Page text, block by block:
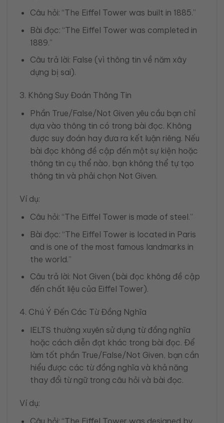
Câu hỏi: “The Eiffel Tower was built in 1885.”
Bài đọc: “The Eiffel Tower was completed in
1889.”
Câu trả lời: False (vì thông tin về năm xây
dựng bị sai).
3. Không Suy Đoán Thông Tin
Phần True/False/Not Given yêu cầu bạn chỉ
dựa vào thông tin có trong bài đọc. Không
được suy đoán hay đưa ra kết luận riêng. Nếu
bài đọc không đề cập đến một sự kiện hoặc
thông tin cụ thể nào, bạn không thể tự tạo
thông tin và phải chọn Not Given.
Ví dụ:
Câu hỏi: “The Eiffel Tower is made of steel.”
Bài đọc: “The Eiffel Tower is located in Paris
and is one of the most famous landmarks in
the world.”
Câu trả lời: Not Given (bài đọc không đề cập
đến chất liệu của Eiffel Tower).
4. Chú Ý Đến Các Từ Đồng Nghĩa
IELTS thường xuyên sử dụng từ đồng nghĩa
hoặc cách diễn đạt khác trong bài đọc. Để
làm tốt phần True/False/Not Given, bạn cần
hiểu được các từ đồng nghĩa và khả năng
thay đổi từ ngữ trong câu hỏi và bài đọc.
Ví dụ: